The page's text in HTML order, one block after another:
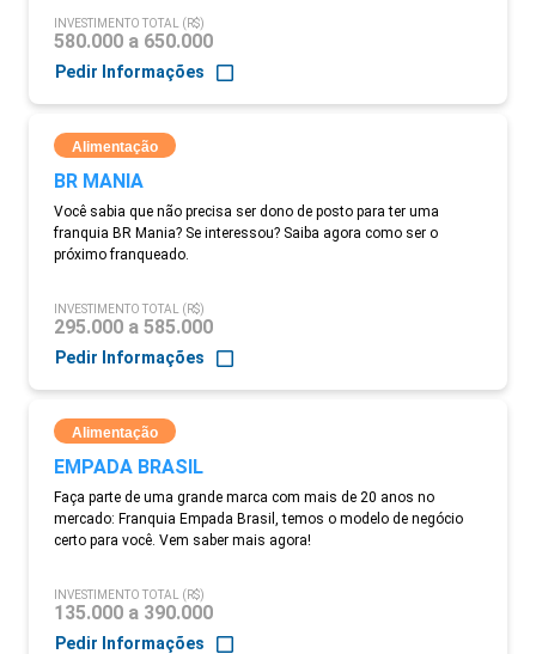
INVESTIMENTO TOTAL (R$)
580.000 a 650.000
Pedir Informações
Alimentação
BR MANIA
Você sabia que não precisa ser dono de posto para ter uma
franquia BR Mania? Se interessou? Saiba agora como ser o
próximo franqueado.
INVESTIMENTO TOTAL (R$)
295.000 a 585.000
Pedir Informações
Alimentação
EMPADA BRASIL
Faça parte de uma grande marca com mais de 20 anos no
mercado: Franquia Empada Brasil, temos o modelo de negócio
certo para você. Vem saber mais agora!
INVESTIMENTO TOTAL (R$)
135.000 a 390.000
Pedir Informações